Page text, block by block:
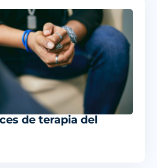
de terapia del